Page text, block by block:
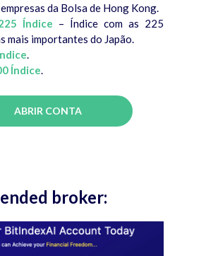
da Bolsa de Hong Kong.
Índice – Índice com as 225
mais importantes do Japão.
Índice
ABRIR CONTA
broker: